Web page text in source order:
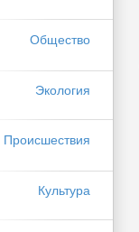
Общество
Экология
Происшествия
Культура